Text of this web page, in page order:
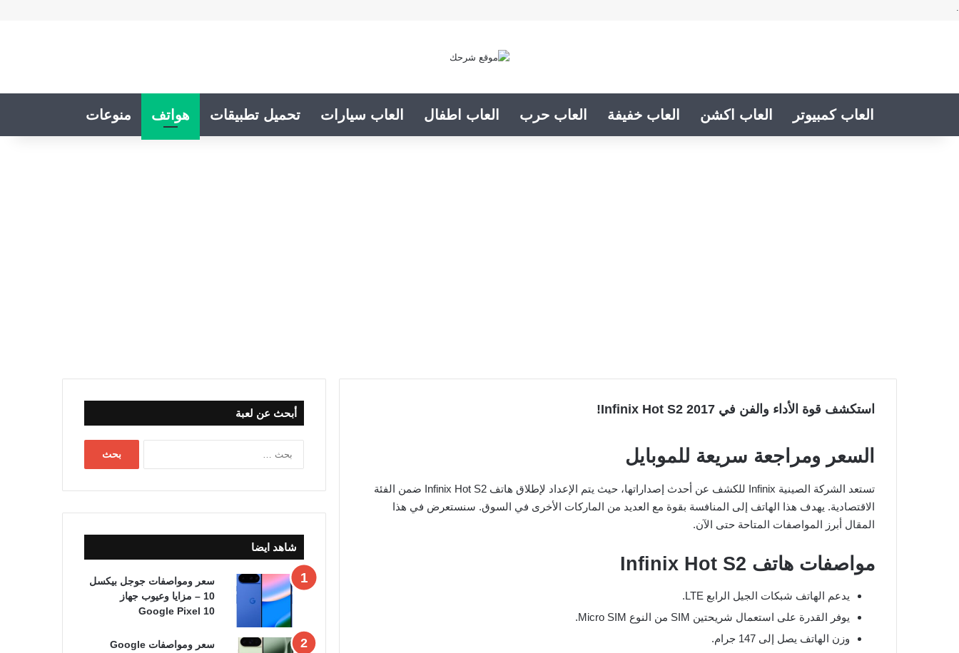
.
العاب كمبيوتر العاب اكشن العاب خفيفة العاب حرب العاب اطفال العاب سيارات تحميل تطبيقات هواتف منوعات
استكشف قوة الأداء والفن في Infinix Hot S2 2017!
السعر ومراجعة سريعة للموبايل
تستعد الشركة الصينية Infinix للكشف عن أحدث إصداراتها، حيث يتم الإعداد لإطلاق هاتف Infinix Hot S2 ضمن الفئة
الاقتصادية. يهدف هذا الهاتف إلى المنافسة بقوة مع العديد من الماركات الأخرى في السوق. سنستعرض في هذا
المقال أبرز المواصفات المتاحة حتى الآن.
مواصفات هاتف Infinix Hot S2
يدعم الهاتف شبكات الجيل الرابع LTE.
يوفر القدرة على استعمال شريحتين SIM من النوع Micro SIM.
وزن الهاتف يصل إلى 147 جرام.
أبحث عن لعبة
شاهد ايضا
سعر ومواصفات جوجل بيكسل
10 – مزايا وعيوب جهاز
Google Pixel 10
سعر ومواصفات Google